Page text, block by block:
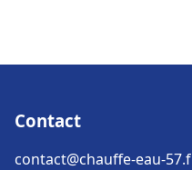
Contact
contact@chauffe-eau-